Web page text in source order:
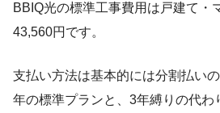
BBIQ光の標準工事費用は戸建て・
43,560円 です。
支払い方法は基本的には分割払い
年の標準プランと、3年縛りの代わ